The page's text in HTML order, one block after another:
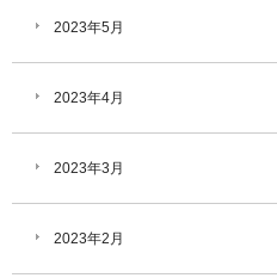
2023年5月
2023年4月
2023年3月
2023年2月